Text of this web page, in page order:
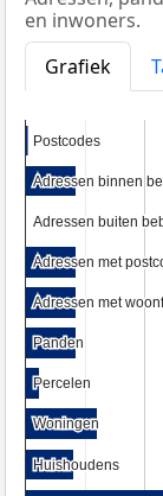
en inwoners.
Grafiek
Postcodes
Postcodes
Adressen binnen
Adressen binnen
Adressen buiten
Adressen buiten
Adressen met
Adressen met
Adressen met
Adressen met
Panden
Panden
Percelen
Percelen
Woningen
Woningen
Huishoudens
Huishoudens